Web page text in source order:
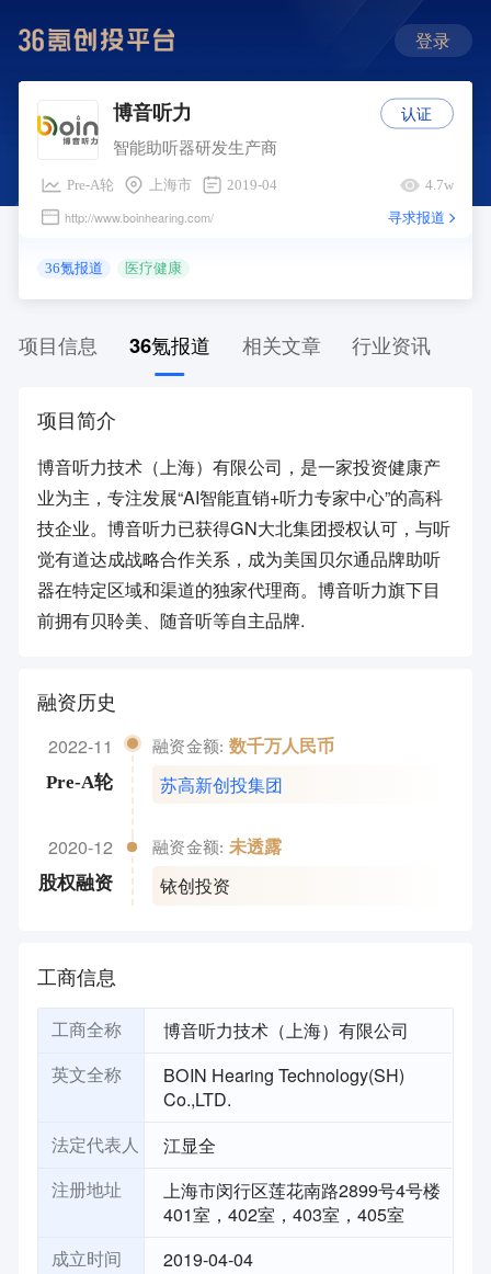
登录
博音听力
智能助听器研发生产商
Pre-A轮 上海市 2019-04 4.7w
http://www.boinhearing.com/ 寻求报道
36氪报道 医疗健康
认证
项目信息 36氪报道 相关文章 行业资讯
项目简介
博音听力技术（上海）有限公司，是一家投资健康产
业为主，专注发展“AI智能直销+听力专家中心”的高科
技企业。博音听力已获得GN大北集团授权认可，与听
觉有道达成战略合作关系，成为美国贝尔通品牌助听
器在特定区域和渠道的独家代理商。博音听力旗下目
前拥有贝聆美、随音听等自主品牌.
融资历史
2022-11
Pre-A轮
融资金额: 数千万人民币
苏高新创投集团
2020-12
股权融资
融资金额: 未透露
铱创投资
工商信息
工商全称 博音听力技术（上海）有限公司
英文全称
BOIN Hearing Technology(SH)
Co.,LTD.
法定代表人 江显全
注册地址
上海市闵行区莲花南路2899号4号楼
401室，402室，403室，405室
成立时间 2019-04-04